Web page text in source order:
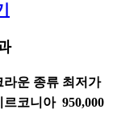
라운 종류 최저가
르코니아 950,000